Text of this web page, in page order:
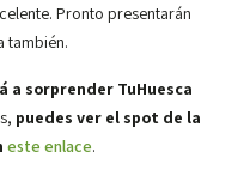
Pronto presentarán
también.
a sorprender TuHuesca
puedes ver el spot de la
este enlace.